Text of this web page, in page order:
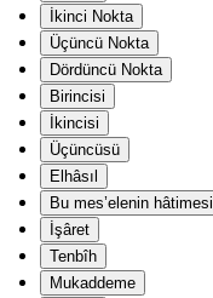
İkinci Nokta
Üçüncü Nokta
Dördüncü Nokta
Birincisi
İkincisi
Üçüncüsü
Elhâsıl
Bu mes’elenin hâtimesi
İşâret
Tenbîh
Mukaddeme